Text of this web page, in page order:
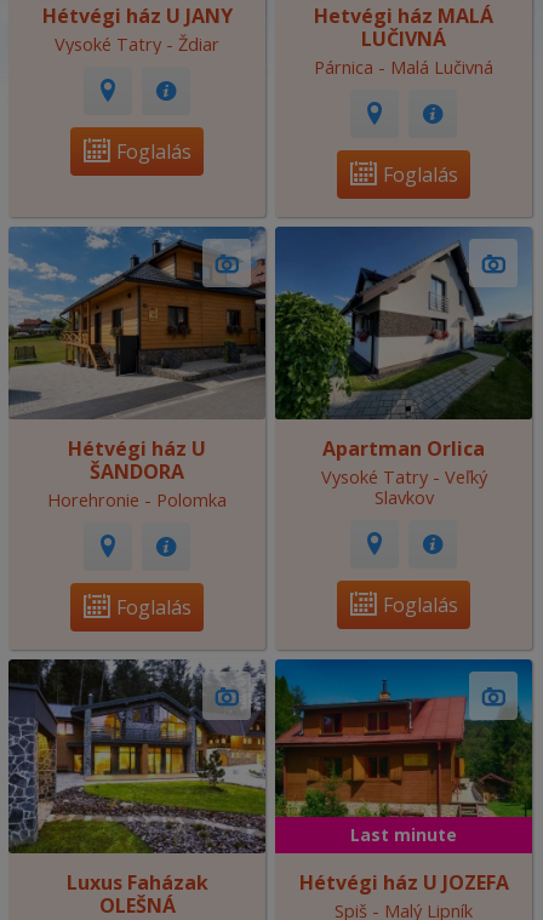
Hétvégi ház U JANY
Vysoké Tatry - Ždiar
Foglalás
Hetvégi ház MALÁ
LUČIVNÁ
Párnica - Malá Lučivná
Foglalás
Hétvégi ház U
ŠANDORA
Horehronie - Polomka
Foglalás
Apartman Orlica
Vysoké Tatry - Veľký
Slavkov
Foglalás
Luxus Faházak
OLEŠNÁ
Last minute
Hétvégi ház U JOZEFA
Spiš - Malý Lipník